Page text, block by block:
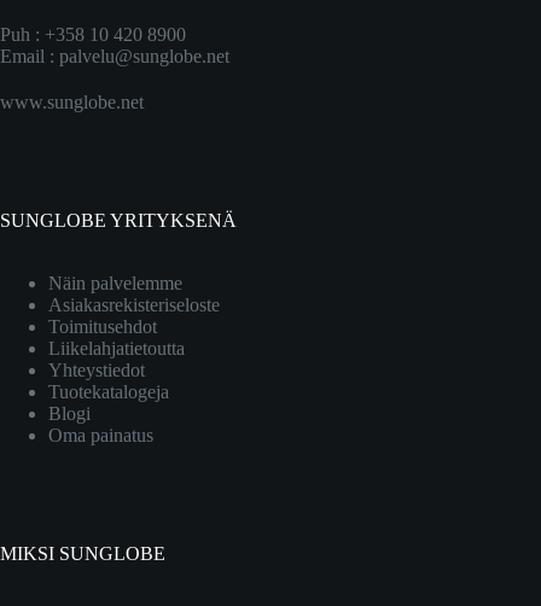
Puh : +358 10 420 8900
Email : palvelu@sunglobe.net
www.sunglobe.net
SUNGLOBE YRITYKSENÄ
Näin palvelemme
Asiakasrekisteriseloste
Toimitusehdot
Liikelahjatietoutta
Yhteystiedot
Tuotekatalogeja
Blogi
Oma painatus
MIKSI SUNGLOBE